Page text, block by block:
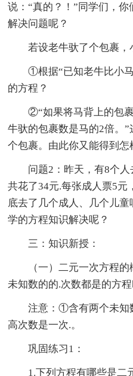
说：“真的？！”同学们，
解决问题呢？
若设老牛驮了个包裹，
①根据“已知老牛比小
的方程？
②“如果将马背上的包
牛驮的包裹数是马的2倍。
个包裹。由此你又能得到怎
问题2：昨天，有8个
共花了34元.每张成人票5元
底去了几个成人、几个儿
学的方程知识解决呢？
三：知识新授：
（一）二元一次方程
未知数的的.次数都是的方
注意：①含有两个未
高次数是一次.。
巩固练习1：
1.下列方程有哪些是二